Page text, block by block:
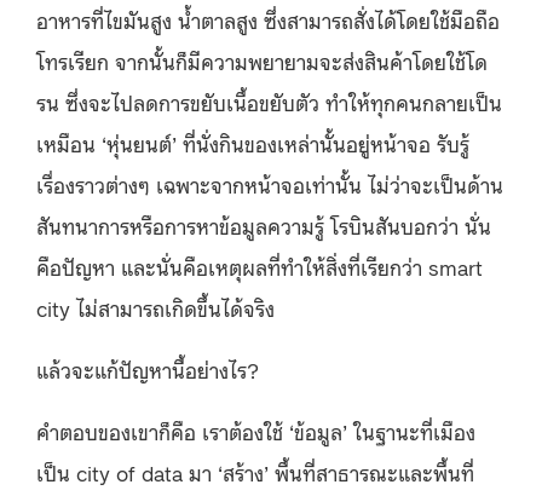
อาหารที่ไขมันสูง น้ำตาลสูง ซึ่งสามารถสั่งได้โดยใช้มือถือ
โทรเรียก จากนั้นก็มีความพยายามจะส่งสินค้าโดยใช้โด
รน ซึ่งจะไปลดการขยับเนื้อขยับตัว ทำให้ทุกคนกลายเป็น
เหมือน ‘หุ่นยนต์’ ที่นั่งกินของเหล่านั้นอยู่หน้าจอ รับรู้
เรื่องราวต่างๆ เฉพาะจากหน้าจอเท่านั้น ไม่ว่าจะเป็นด้าน
สันทนาการหรือการหาข้อมูลความรู้ โรบินสันบอกว่า นั่น
คือปัญหา และนั่นคือเหตุผลที่ทำให้สิ่งที่เรียกว่า smart
city ไม่สามารถเกิดขึ้นได้จริง
แล้วจะแก้ปัญหานี้อย่างไร?
คำตอบของเขาก็คือ เราต้องใช้ ‘ข้อมูล’ ในฐานะที่เมือง
เป็น city of data มา ‘สร้าง’ พื้นที่สาธารณะและพื้นที่